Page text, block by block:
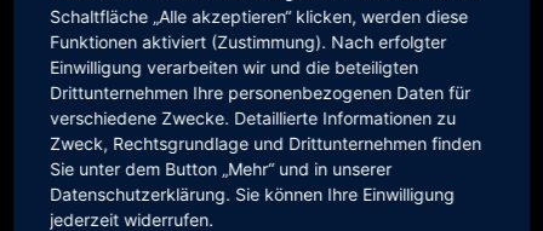
einzubetten. Dieser Service kann
Daten zu Ihren Aktivitäten sammeln.
Bitte lesen Sie die Details durch und
stimmen Sie der Nutzung des
Service zu, um dieses Video
anzusehen.
Mehr Informationen
The white Caterham Racing Monster laps Spa in 2:34
,94 The
date is wrong. The driving was 12.04.2015.
Schaltfläche „Alle akzeptieren“ klicken, werden diese
Funktionen aktiviert (Zustimmung). Nach erfolgter
Einwilligung verarbeiten wir und die beteiligten
Drittunternehmen Ihre personenbezogenen Daten für
verschiedene Zwecke. Detaillierte Informationen zu
Zweck, Rechtsgrundlage und Drittunternehmen finden
Sie unter dem Button „Mehr“ und in unserer
Datenschutzerklärung. Sie können Ihre Einwilligung
jederzeit widerrufen.